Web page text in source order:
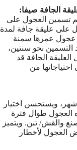
الجافة صيفا:
تسمين العجول على
ذلك تنقل على عليقة جافة لمدة
عجول عمرها سمنة
بعد التسمين نحو سنتين،
الجافة قد
من
النوع من التسمين لا يتجاوز مدته عن 4-5أشهر، ويستحسن اختيار
تتغذي هذه العجول طوال فترة
والقش/ تبن. ويتميز
العجول لأخطار